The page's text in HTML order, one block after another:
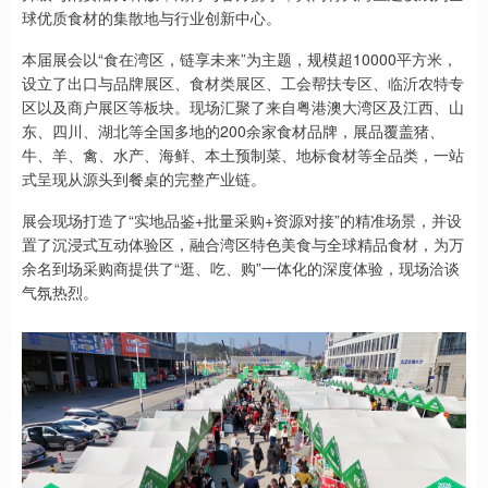
球优质食材的集散地与行业创新中心。
本届展会以“食在湾区，链享未来”为主题，规模超10000平方米，
设立了出口与品牌展区、食材类展区、工会帮扶专区、临沂农特专
区以及商户展区等板块。现场汇聚了来自粤港澳大湾区及江西、山
东、四川、湖北等全国多地的200余家食材品牌，展品覆盖猪、
牛、羊、禽、水产、海鲜、本土预制菜、地标食材等全品类，一站
式呈现从源头到餐桌的完整产业链。
展会现场打造了“实地品鉴+批量采购+资源对接”的精准场景，并设
置了沉浸式互动体验区，融合湾区特色美食与全球精品食材，为万
余名到场采购商提供了“逛、吃、购”一体化的深度体验，现场洽谈
气氛热烈。